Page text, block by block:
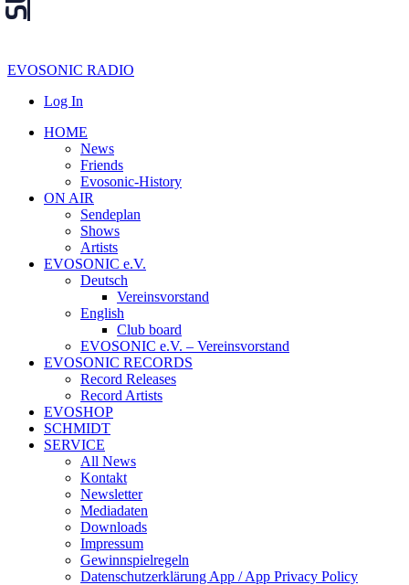
EVOSONIC RADIO
Log In
HOME
News
Friends
Evosonic-History
ON AIR
Sendeplan
Shows
Artists
EVOSONIC e.V.
Deutsch
Vereinsvorstand
English
Club board
EVOSONIC e.V. ‒ Vereinsvorstand
EVOSONIC RECORDS
Record Releases
Record Artists
EVOSHOP
SCHMIDT
SERVICE
All News
Kontakt
Newsletter
Mediadaten
Downloads
Impressum
Gewinnspielregeln
Datenschutzerklärung App / App Privacy Policy